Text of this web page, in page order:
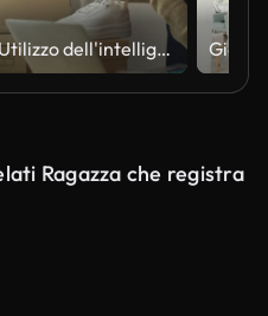
Utilizzo dell'intelligenza artificiale per raggiungere i clienti sui dispositivi mobili
Ragazza che registra